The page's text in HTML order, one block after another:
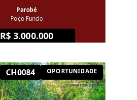
Parobé
Poço Fundo
R$ 3.000.000
CH0084 OPORTUNIDADE